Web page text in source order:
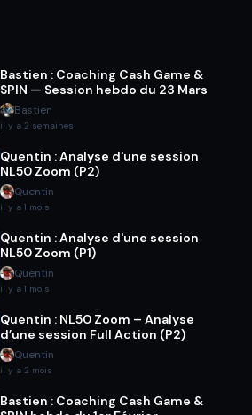
Bastien : Coaching Cash Game &
SPIN — Session hebdo du 23 Mars
Bastien
il y a 2 semaines
Quentin : Analyse d'une session
NL50 Zoom (P2)
Quentin
il y a 1 mois
Quentin : Analyse d'une session
NL50 Zoom (P1)
Quentin
il y a 1 mois
Quentin : NL50 Zoom – Analyse
d’une session Full Action (P2)
Quentin
il y a 2 mois
Bastien : Coaching Cash Game &